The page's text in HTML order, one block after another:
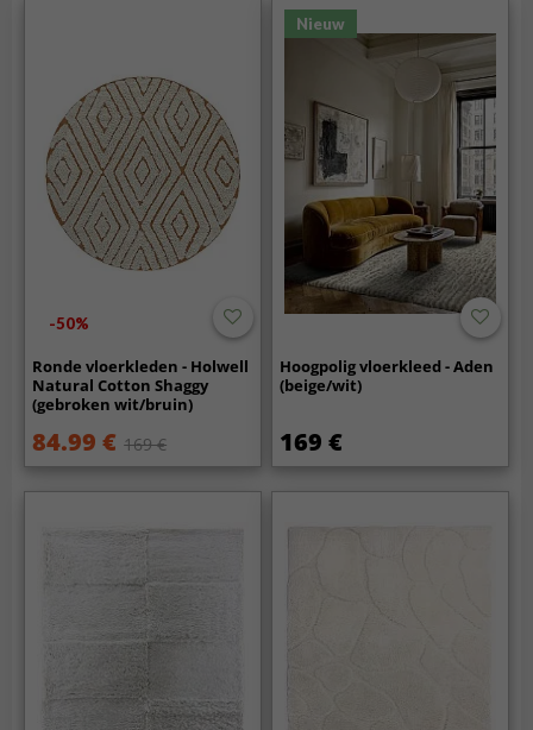
-50%
Ronde vloerkleden - Holwell
Natural Cotton Shaggy
(gebroken wit/bruin)
84.99 € 169 €
Nieuw
Hoogpolig vloerkleed - Aden
(beige/wit)
169 €